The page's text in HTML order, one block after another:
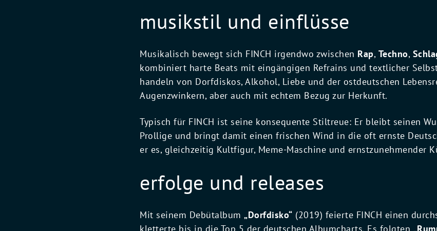
musikstil und einflüsse
Musikalisch bewegt sich FINCH irgendwo zwischen Rap, Techno,
kombiniert harte Beats mit eingängigen Refrains und textlicher
handeln von Dorfdiskos, Alkohol, Liebe und der ostdeutschen
Augenzwinkern, aber auch mit echtem Bezug zur Herkunft.
Typisch für FINCH ist seine konsequente Stiltreue: Er bleibt seinen
Prollige und bringt damit einen frischen Wind in die oft ernste
er es, gleichzeitig Kultfigur, Meme-Maschine und ernstzunehmender
erfolge und releases
Mit seinem Debütalbum „Dorfdisko“ (2019) feierte FINCH einen